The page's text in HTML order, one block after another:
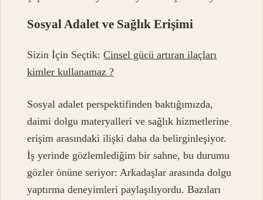
Sosyal Adalet ve Sağlık Erişimi
Sizin İçin Seçtik:Cinsel gücü artıran ilaçları
kimler kullanamaz ?
Sosyal adalet perspektifinden baktığımızda,
daimi dolgu materyalleri ve sağlık hizmetlerine
erişim arasındaki ilişki daha da belirginleşiyor.
İş yerinde gözlemlediğim bir sahne, bu durumu
gözler önüne seriyor: Arkadaşlar arasında dolgu
yaptırma deneyimleri paylaşılıyordu. Bazıları